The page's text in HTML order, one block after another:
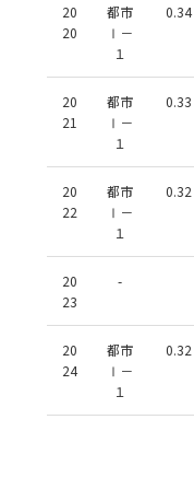
20
20
都市
Ⅰ－
１
0.34
20
21
都市
Ⅰ－
１
0.33
20
22
都市
Ⅰ－
１
0.32
20
23
-
20
24
都市
Ⅰ－
１
0.32